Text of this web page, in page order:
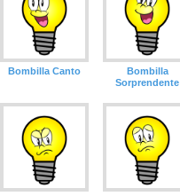
Bombilla Canto
Bombilla
Sorprendente